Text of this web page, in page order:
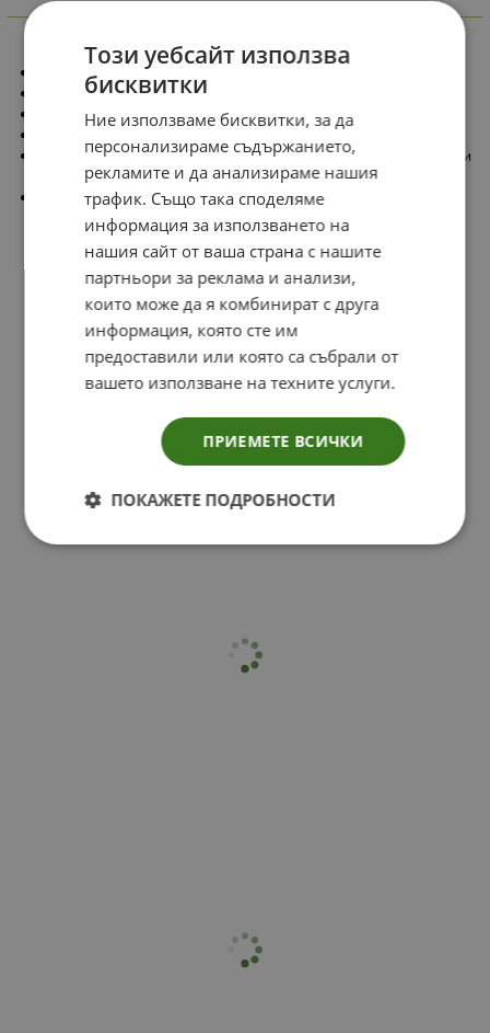
Чували от LDPE.
С различни размери.
Много здрави.
Подходящи за опаковане на дрехи, обувки, детски играчки
Подходящи за грозде и др.
Този уебсайт използва
бисквитки
Ние използваме бисквитки, за да
персонализираме съдържанието,
рекламите и да анализираме нашия
трафик. Също така споделяме
информация за използването на
нашия сайт от ваша страна с нашите
партньори за реклама и анализи,
които може да я комбинират с друга
информация, която сте им
предоставили или която са събрали от
вашето използване на техните услуги.
ПРИЕМЕТЕ ВСИЧКИ
ПОКАЖЕТЕ ПОДРОБНОСТИ